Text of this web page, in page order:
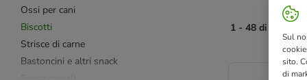
Ossi per cani
Biscotti
Strisce di carne
Bastoncini e altri snack
1 - 48 di 106
Sul
sito.
di